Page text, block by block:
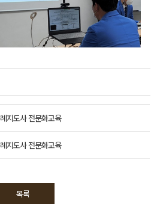
지도사 전문화교육
지도사 전문화교육
목록